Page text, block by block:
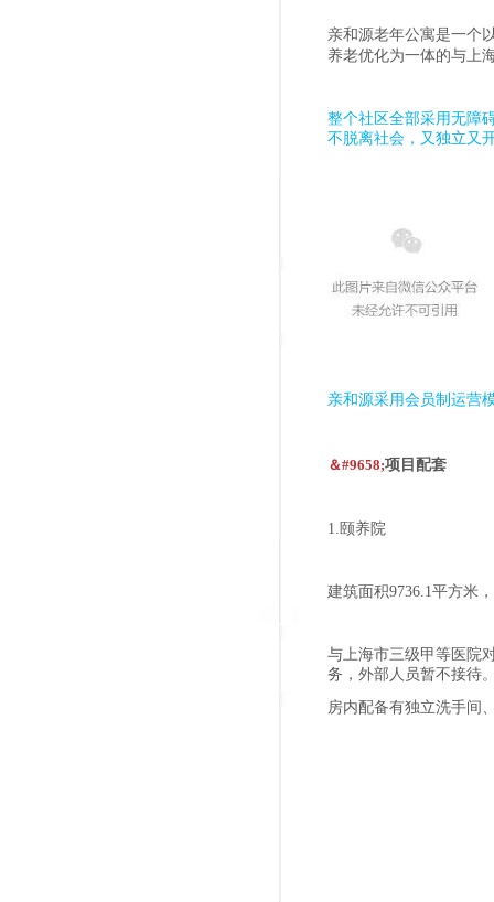
亲和源老年公寓是一个
养老优化为一体的与上
整个社区全部采用无障
不脱离社会，又独立又
亲和源采用会员制运营
＆#9658;项目配套
1.颐养院
建筑面积9736.1平方米
与上海市三级甲等医院
务，外部人员暂不接待
房内配备有独立洗手间